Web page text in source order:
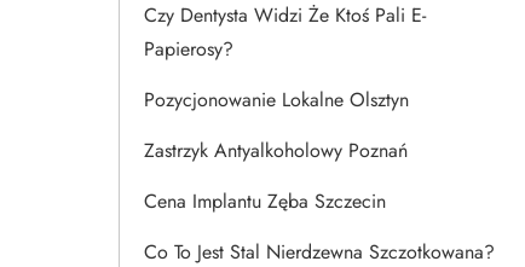
Czy Dentysta Widzi Że Ktoś Pali E-
Papierosy?
Pozycjonowanie Lokalne Olsztyn
Zastrzyk Antyalkoholowy Poznań
Cena Implantu Zęba Szczecin
Co To Jest Stal Nierdzewna Szczotkowana?